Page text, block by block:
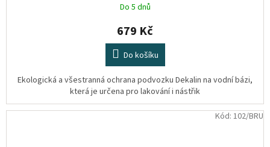
Do 5 dnů
679 Kč
Do košíku
Ekologická a všestranná ochrana podvozku Dekalin na vodní bázi,
která je určena pro lakování i nástřik
Kód: 102/BRU